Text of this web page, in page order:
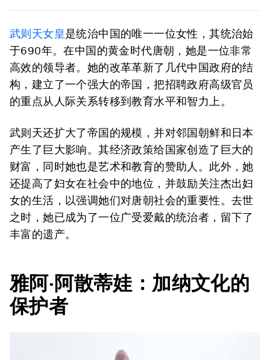
武则天女皇是统治中国的唯一一位女性，其统治始
于690年。在中国的黄金时代唐朝，她是一位非常
高效的领导者。她的改革革新了几代中国政府的结
构，建立了一个强大的帝国，把招聘政府高级官员
的重点从人际关系转移到教育水平和智力上。
武则天还扩大了帝国的规模，并对邻国朝鲜和日本
产生了巨大影响。其经济政策给国家创造了巨大的
财富，同时她也是艺术和教育的赞助人。此外，她
还提高了妇女在社会中的地位，并鼓励关注杰出妇
女的生活，以强调她们对唐朝社会的重要性。去世
之时，她已成为了一位广受爱戴的统治者，留下了
丰富的遗产。
雅阿·阿散蒂娃：加纳文化的
保护者